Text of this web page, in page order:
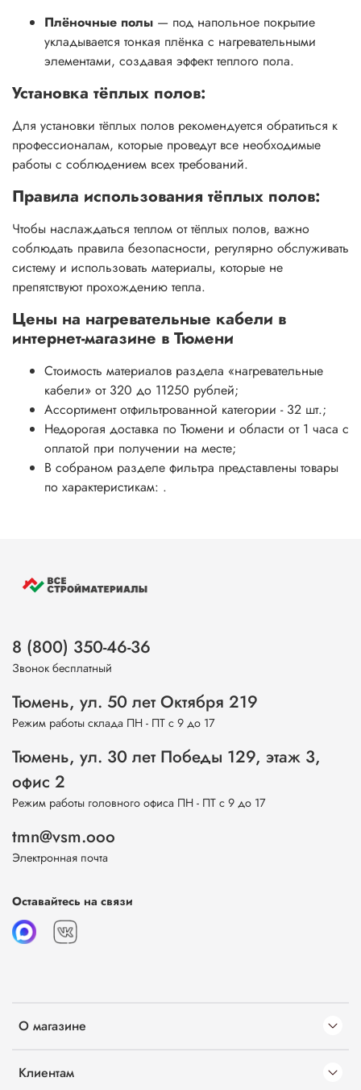
Плёночные полы — под напольное покрытие
укладывается тонкая плёнка с нагревательными
элементами, создавая эффект теплого пола.
Установка тёплых полов:
Для установки тёплых полов рекомендуется обратиться к
профессионалам, которые проведут все необходимые
работы с соблюдением всех требований.
Правила использования тёплых полов:
Чтобы наслаждаться теплом от тёплых полов, важно
соблюдать правила безопасности, регулярно обслуживать
систему и использовать материалы, которые не
препятствуют прохождению тепла.
Цены на нагревательные кабели в
интернет-магазине в Тюмени
Стоимость материалов раздела «нагревательные
кабели» от 320 до 11250 рублей;
Ассортимент отфильтрованной категории - 32 шт.;
Недорогая доставка по Тюмени и области от 1 часа с
оплатой при получении на месте;
В собраном разделе фильтра представлены товары
по характеристикам: .
О магазине
Клиентам
8 (800) 350-46-36
Звонок бесплатный
Тюмень, ул. 50 лет Октября 219
Режим работы склада ПН - ПТ с 9 до 17
Тюмень, ул. 30 лет Победы 129, этаж 3,
офис 2
Режим работы головного офиса ПН - ПТ с 9 до 17
tmn@vsm.ooo
Электронная почта
Оставайтесь на связи